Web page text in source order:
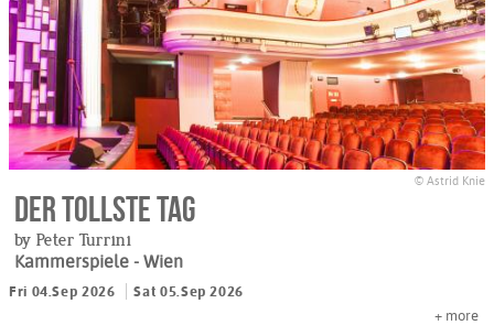
© Astrid Knie
Der tollste Tag
by Peter Turrini
Kammerspiele - Wien
Fri 04.Sep 2026
Sat 05.Sep 2026
+ more